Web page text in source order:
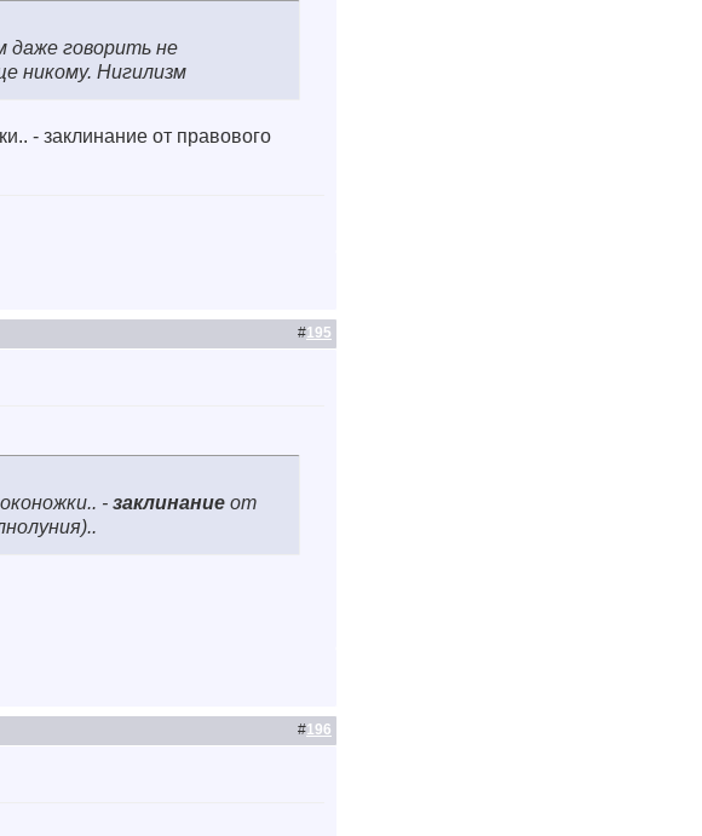
даже говорить не
никому. Нигилизм
- заклинание от правового
#195
- заклинание от
#196